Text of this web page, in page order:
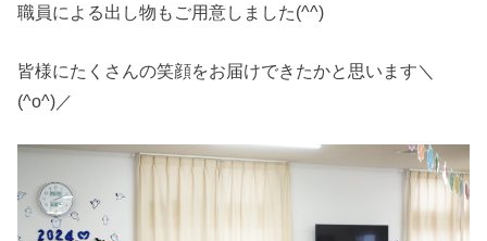
職員による出し物もご用意しました(^^)
皆様にたくさんの笑顔をお届けできたかと思います＼
(^o^)／